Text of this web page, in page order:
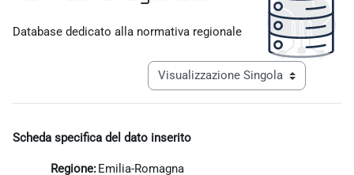
Database dedicato alla normativa regionale
Navigazione terziaria modalità
Scheda specifica del dato inserito
Regione:Emilia-Romagna